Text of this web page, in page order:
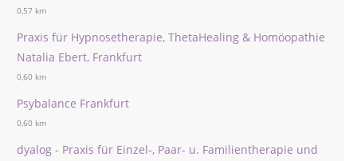
0,57 km
Praxis für Hypnosetherapie, ThetaHealing & Homöopathie
Natalia Ebert, Frankfurt
0,60 km
Psybalance Frankfurt
0,60 km
dyalog - Praxis für Einzel-, Paar- u. Familientherapie und